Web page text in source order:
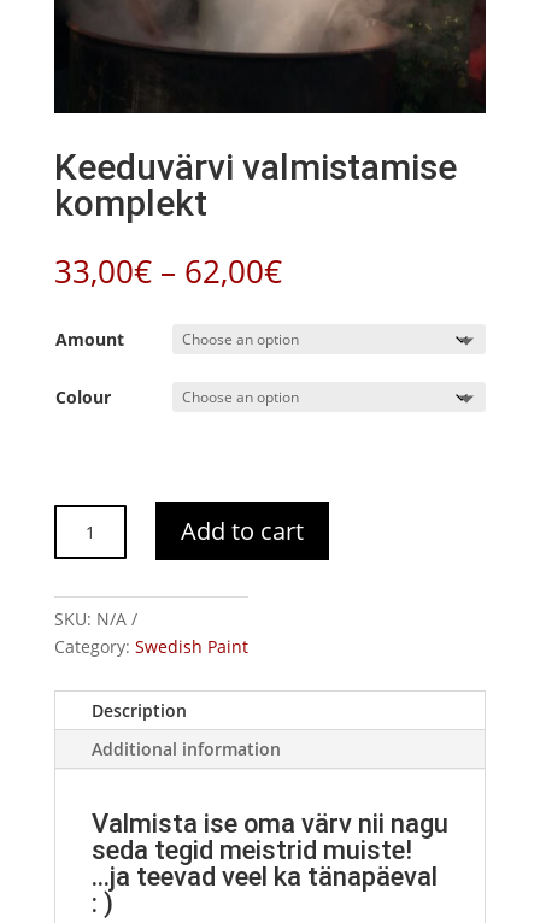
Keeduvärvi valmistamise
komplekt
33,00€ – 62,00€Price
range:
33,00€
through
62,00€
Amount
Colour
valmistamise
quantity
Add to cart
SKU: N/A
Category: Swedish Paint
Description
Additional information
Valmista ise oma värv nii nagu
seda tegid meistrid muiste!
...ja teevad veel ka tänapäeval
: )